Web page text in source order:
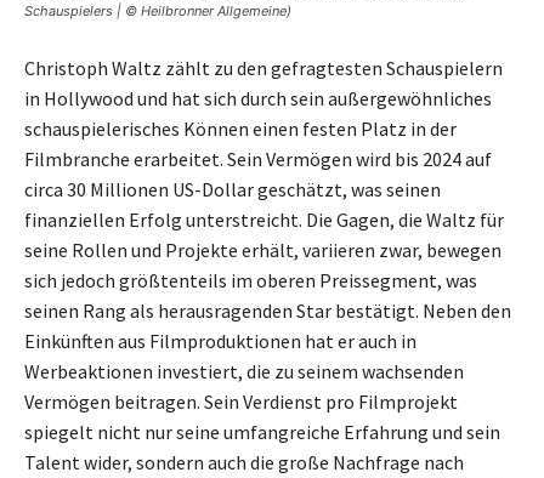
Schauspielers | © Heilbronner Allgemeine)
Christoph Waltz zählt zu den gefragtesten Schauspielern
in Hollywood und hat sich durch sein außergewöhnliches
schauspielerisches Können einen festen Platz in der
Filmbranche erarbeitet. Sein Vermögen wird bis 2024 auf
circa 30 Millionen US-Dollar geschätzt, was seinen
finanziellen Erfolg unterstreicht. Die Gagen, die Waltz für
seine Rollen und Projekte erhält, variieren zwar, bewegen
sich jedoch größtenteils im oberen Preissegment, was
seinen Rang als herausragenden Star bestätigt. Neben den
Einkünften aus Filmproduktionen hat er auch in
Werbeaktionen investiert, die zu seinem wachsenden
Vermögen beitragen. Sein Verdienst pro Filmprojekt
spiegelt nicht nur seine umfangreiche Erfahrung und sein
Talent wider, sondern auch die große Nachfrage nach